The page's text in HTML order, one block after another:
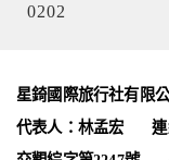
0202
星錡國際旅行社有限
代表人：林孟宏